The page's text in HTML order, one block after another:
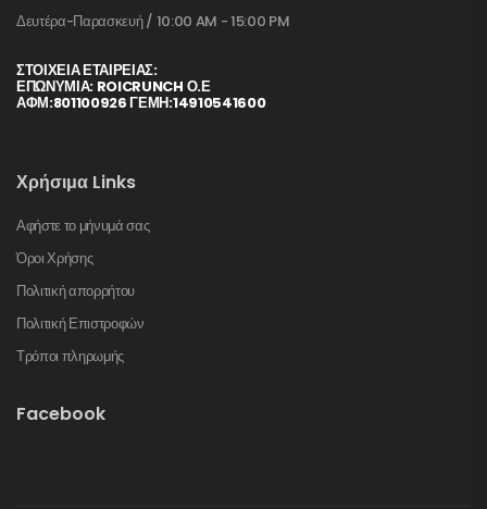
Δευτέρα-Παρασκευή / 10:00 AM - 15:00 PM
ΣΤΟΙΧΕΊΑ ΕΤΑΙΡΕΊΑΣ:
ΕΠΩΝΥΜΙΑ: ROICRUNCH Ο.Ε
ΑΦΜ:801100926 ΓΕΜΗ:14910541600
Χρήσιμα Links
Αφήστε το μήνυμά σας
Όροι Χρήσης
Πολιτική απορρήτου
Πολιτική Επιστροφών
Τρόποι πληρωμής
Facebook